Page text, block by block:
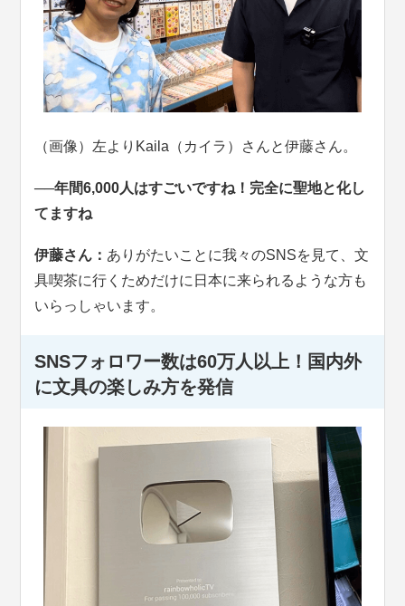
（画像）左よりKaila（カイラ）さんと伊藤さん。
──年間6,000人はすごいですね！完全に聖地と化し
てますね
伊藤さん： ありがたいことに我々のSNSを見て、文
具喫茶に行くためだけに日本に来られるような方も
いらっしゃいます。
SNSフォロワー数は60万人以上！国内外
に文具の楽しみ方を発信